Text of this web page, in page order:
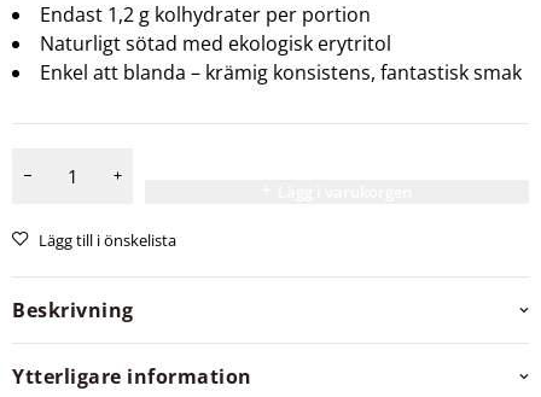
Endast 1,2 g kolhydrater per portion
Naturligt sötad med ekologisk erytritol
Enkel att blanda – krämig konsistens, fantastisk smak
Lägg till i önskelista
Beskrivning
Ytterligare information